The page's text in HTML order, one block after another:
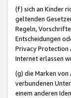
(f) sich an Kinder
geltenden
Regeln,
Entscheidungen
Privacy Protection
Internet erlassen
(g) die Marken
verbundenen
einem anderen